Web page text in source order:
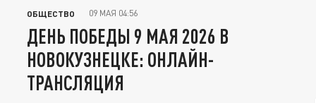
ОБЩЕСТВО 09 МАЯ 04:56
ДЕНЬ ПОБЕДЫ 9 МАЯ 2026 В
НОВОКУЗНЕЦКЕ: ОНЛАЙН-
ТРАНСЛЯЦИЯ